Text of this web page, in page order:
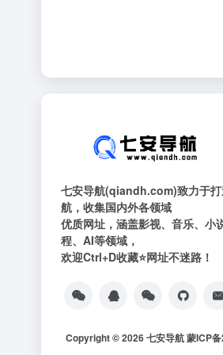
七安导航(qiandh.com)致力于
航，收集国内外各领域
优质网址，涵盖影视、音乐、小
程、AI等领域，
欢迎Ctrl+D收藏⭐网址不迷路！
Copyright © 2026七安导航蒙ICP